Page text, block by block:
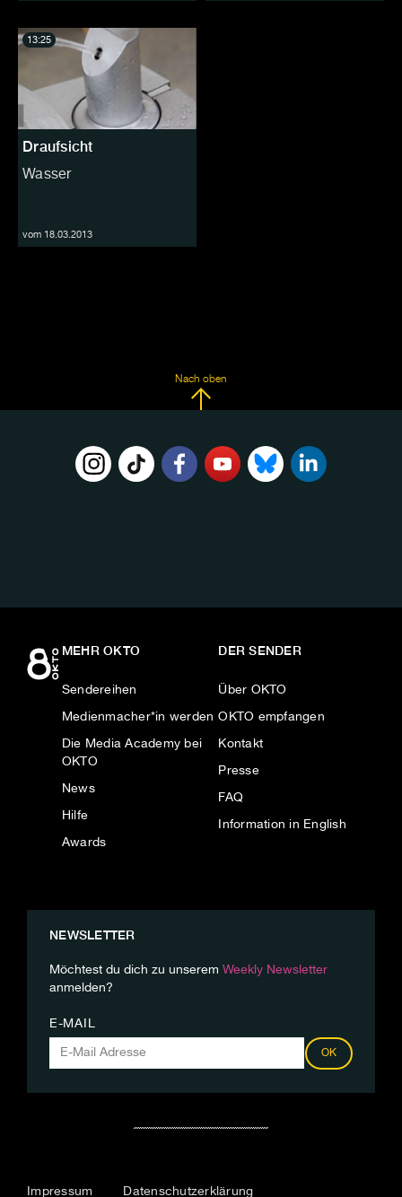
Draufsicht
Wasser
vom 18.03.2013
13:25
Nach oben
MEHR OKTO
Sendereihen
Medienmacher*in werden
Die Media Academy bei
OKTO
News
Hilfe
Awards
DER SENDER
Über OKTO
OKTO empfangen
Kontakt
Presse
FAQ
Information in English
NEWSLETTER
Möchtest du dich zu unserem Weekly Newsletter
anmelden?
E-MAIL
OK
Impressum Datenschutzerklärung